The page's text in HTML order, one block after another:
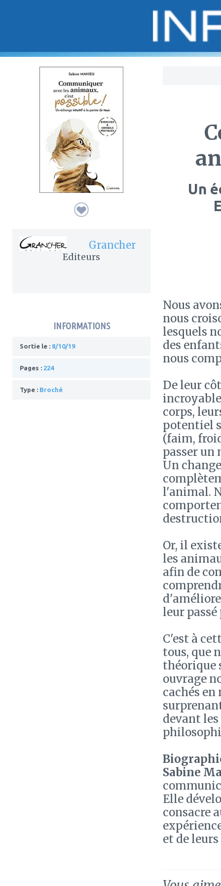
Grancher
Editeurs
INFORMATIONS
Sortie le : 8/10/19
Pages : 224
Type : Broché
Un
Nous
nous
lesquels
des
nous
De leur
corps,
potentiel
(faim,
passer un
Un
l'animal.
Or, il
les
afin de
leur
C'est à
tous, que
théorique
ouvrage
cachés
devant
Sabine
Elle
consacre
et de